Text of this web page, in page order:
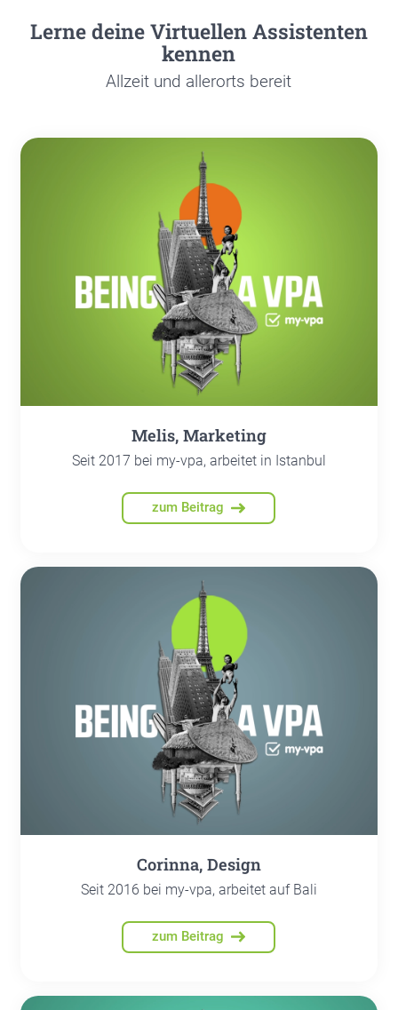
Ler­ne dei­ne Vir­tu­el­len Assis­ten­ten
ken­nen
All­zeit und aller­orts bereit
Melis, Mar­ke­ting
Seit 2017 bei my-vpa, arbeitet in Istanbul
zum Beitrag
Corin­na, Design
Seit 2016 bei my-vpa, arbeitet auf Bali
zum Beitrag